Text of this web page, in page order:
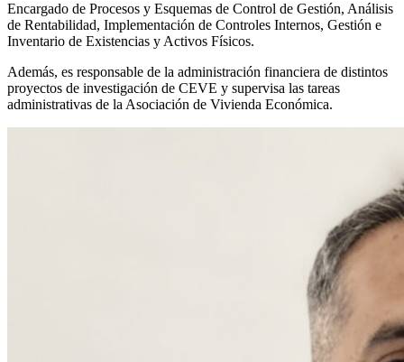
Encargado de Procesos y Esquemas de Control de Gestión, Análisis
de Rentabilidad, Implementación de Controles Internos, Gestión e
Inventario de Existencias y Activos Físicos.
Además, es responsable de la administración financiera de distintos
proyectos de investigación de CEVE y supervisa las tareas
administrativas de la Asociación de Vivienda Económica.